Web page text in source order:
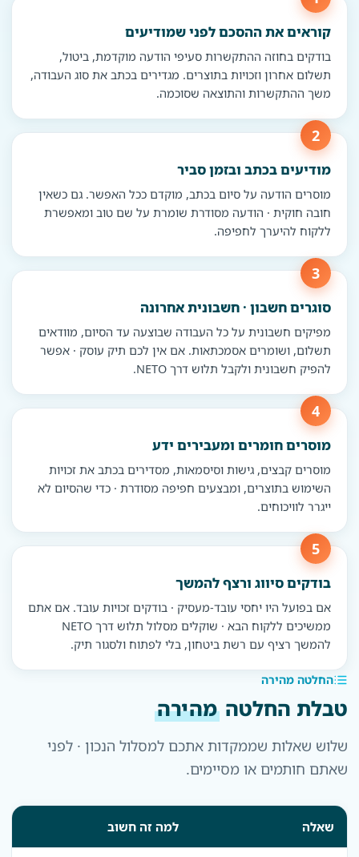
קוראים את ההסכם לפני שמודיעים
בודקים בחוזה ההתקשרות סעיפי הודעה מוקדמת, ביטול,
תשלום אחרון וזכויות בתוצרים. מגדירים בכתב את סוג העבודה,
משך ההתקשרות והתוצאה שסוכמה.
מודיעים בכתב ובזמן סביר
מוסרים הודעה על סיום בכתב, מוקדם ככל האפשר. גם כשאין
חובה חוקית · הודעה מסודרת שומרת על שם טוב ומאפשרת
ללקוח להיערך לחפיפה.
סוגרים חשבון · חשבונית אחרונה
מפיקים חשבונית על כל העבודה שבוצעה עד הסיום, מוודאים
תשלום, ושומרים אסמכתאות. אם אין לכם תיק עוסק · אפשר
להפיק חשבונית ולקבל תלוש דרך NETO.
מוסרים חומרים ומעבירים ידע
מוסרים קבצים, גישות וסיסמאות, מסדירים בכתב את זכויות
השימוש בתוצרים, ומבצעים חפיפה מסודרת · כדי שהסיום לא
ייגרר לוויכוחים.
בודקים סיווג ורצף להמשך
אם בפועל היו יחסי עובד-מעסיק · בודקים זכויות עובד. אם אתם
ממשיכים ללקוח הבא · שוקלים מסלול תלוש דרך NETO
להמשך רציף עם רשת ביטחון, בלי לפתוח ולסגור תיק.
החלטה מהירה
טבלת החלטה מהירה
שלוש שאלות שממקדות אתכם למסלול הנכון · לפני
שאתם חותמים או מסיימים.
שאלה למה זה חשוב